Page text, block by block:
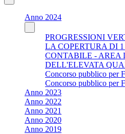
Anno 2024
PROGRESSIONI
LA COPERTURA DI
CONTABILE - AREA
DELL'ELEVATA
Concorso pubblico per
Concorso pubblico per
Anno 2023
Anno 2022
Anno 2021
Anno 2020
Anno 2019